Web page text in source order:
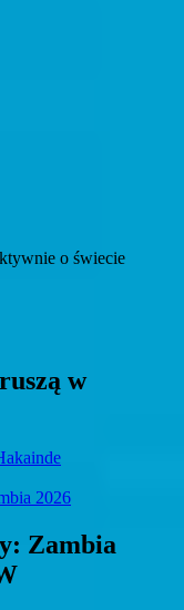
o świecie
w
2026
Zambia